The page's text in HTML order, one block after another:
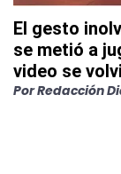
El gesto
se metió a
video se
PorRedacción